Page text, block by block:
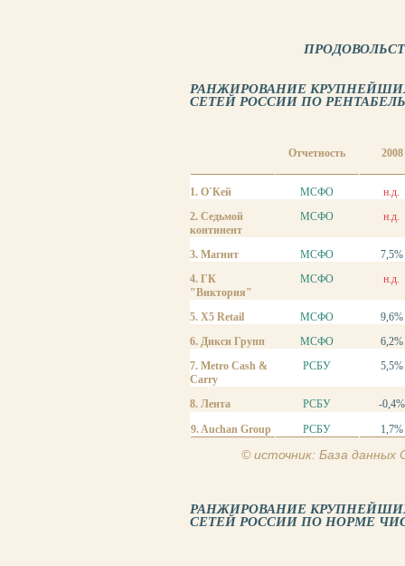
РАНЖИРОВАНИЕ
СЕТЕЙ РОССИИ ПО
Отчетность 2008
1. О`Кей МСФО
н.д.
2. Седьмой
континент
МСФО н.д.
3. Магнит МСФО
7,5%
4. ГК
"Виктория"
МСФО н.д.
5. X5 Retail МСФО
9,6%
6. Дикси Групп
МСФО
6,2%
7. Metro Cash &
Carry
РСБУ 5,5%
8. Лента РСБУ
-0,4%
9. Auchan Group
РСБУ 1,7%
© источник: База
РАНЖИРОВАНИЕ
СЕТЕЙ РОССИИ ПО НОРМЕ